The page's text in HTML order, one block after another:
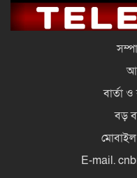
বার্তা
বড়
E-mail.